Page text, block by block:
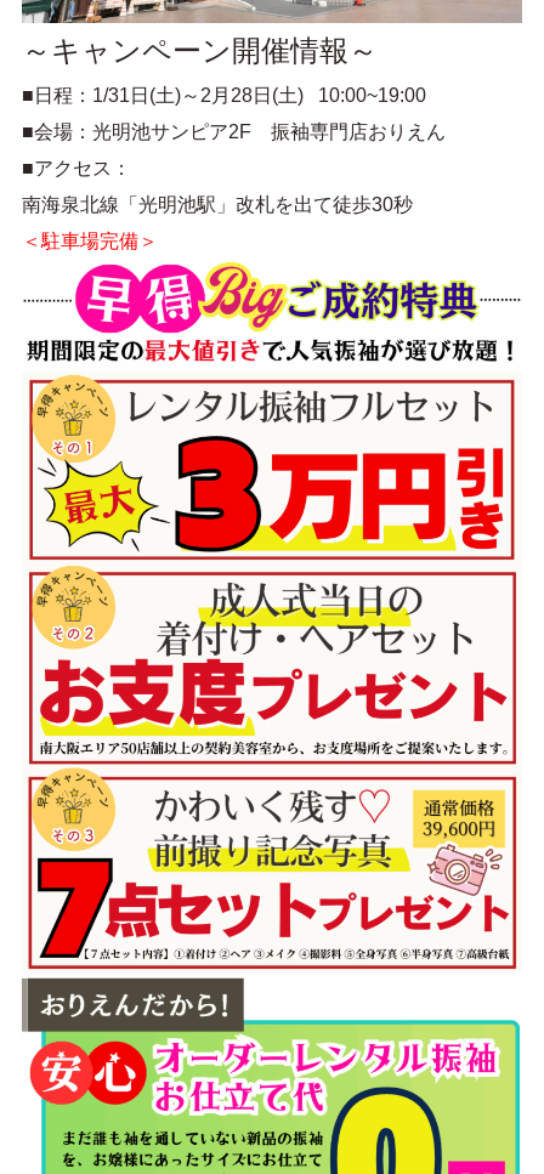
～キャンペーン開催情報～
■日程：1/31日(土)～2月28日(土) 10:00~19:00
■会場：光明池サンピア2F 振袖専門店おりえん
■アクセス：
南海泉北線「光明池駅」改札を出て徒歩30秒
＜駐車場完備＞